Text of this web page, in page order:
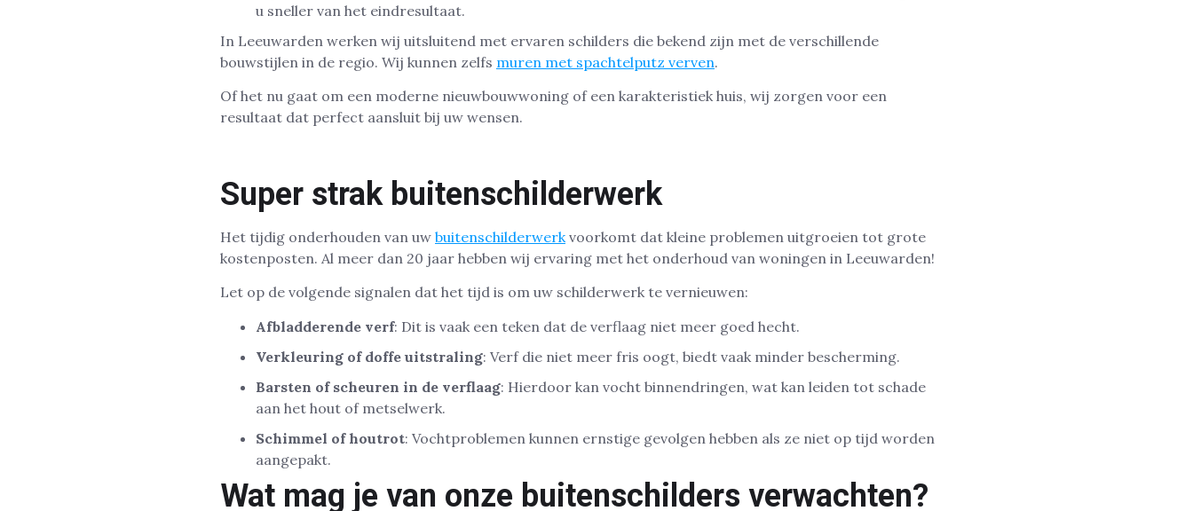
u sneller van het eindresultaat.
In Leeuwarden werken wij uitsluitend met ervaren schilders die bekend zijn met de verschillende
bouwstijlen in de regio. Wij kunnen zelfs muren met spachtelputz verven.
Of het nu gaat om een moderne nieuwbouwwoning of een karakteristiek huis, wij zorgen voor een
resultaat dat perfect aansluit bij uw wensen.
Super strak buitenschilderwerk
Het tijdig onderhouden van uw buitenschilderwerk voorkomt dat kleine problemen uitgroeien tot grote
kostenposten. Al meer dan 20 jaar hebben wij ervaring met het onderhoud van woningen in Leeuwarden!
Let op de volgende signalen dat het tijd is om uw schilderwerk te vernieuwen:
Afbladderende verf: Dit is vaak een teken dat de verflaag niet meer goed hecht.
Verkleuring of doffe uitstraling: Verf die niet meer fris oogt, biedt vaak minder bescherming.
Barsten of scheuren in de verflaag: Hierdoor kan vocht binnendringen, wat kan leiden tot schade
aan het hout of metselwerk.
Schimmel of houtrot: Vochtproblemen kunnen ernstige gevolgen hebben als ze niet op tijd worden
aangepakt.
Wat mag je van onze buitenschilders verwachten?